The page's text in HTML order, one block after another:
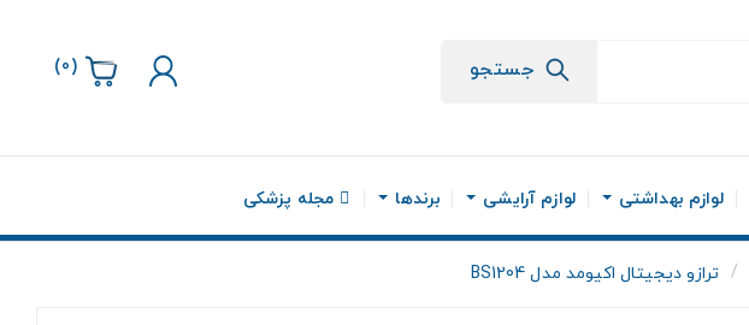
جستجو (
0
)
لوازم بهداشتی لوازم آرایشی برندها مجله پزشکی
ترازو دیجیتال اکیومد مدل BS1204